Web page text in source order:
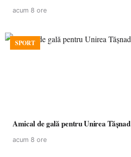
acum 8 ore
SPORT
Amical de gală pentru Unirea Tășnad
acum 8 ore